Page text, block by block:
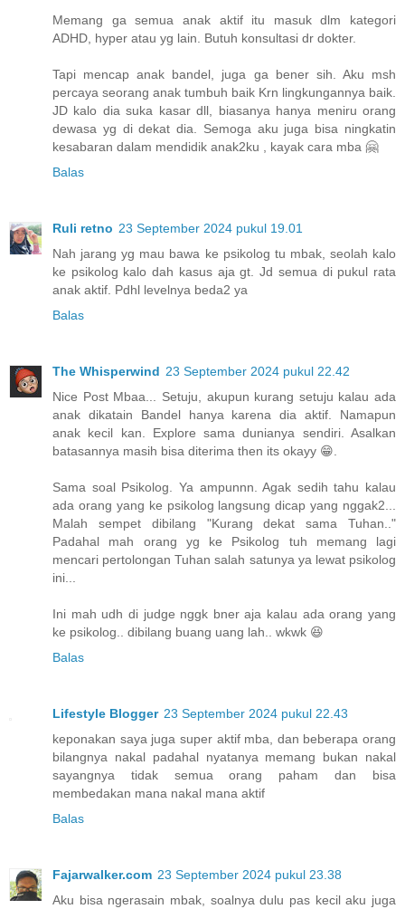
Memang ga semua anak aktif itu masuk dlm kategori
ADHD, hyper atau yg lain. Butuh konsultasi dr dokter.
Tapi mencap anak bandel, juga ga bener sih. Aku msh
percaya seorang anak tumbuh baik Krn lingkungannya baik.
JD kalo dia suka kasar dll, biasanya hanya meniru orang
dewasa yg di dekat dia. Semoga aku juga bisa ningkatin
kesabaran dalam mendidik anak2ku , kayak cara mba 🤗
Balas
Ruli retno 23 September 2024 pukul 19.01
Nah jarang yg mau bawa ke psikolog tu mbak, seolah kalo
ke psikolog kalo dah kasus aja gt. Jd semua di pukul rata
anak aktif. Pdhl levelnya beda2 ya
Balas
The Whisperwind 23 September 2024 pukul 22.42
Nice Post Mbaa... Setuju, akupun kurang setuju kalau ada
anak dikatain Bandel hanya karena dia aktif. Namapun
anak kecil kan. Explore sama dunianya sendiri. Asalkan
batasannya masih bisa diterima then its okayy 😁.
Sama soal Psikolog. Ya ampunnn. Agak sedih tahu kalau
ada orang yang ke psikolog langsung dicap yang nggak2...
Malah sempet dibilang "Kurang dekat sama Tuhan.."
Padahal mah orang yg ke Psikolog tuh memang lagi
mencari pertolongan Tuhan salah satunya ya lewat psikolog
ini...
Ini mah udh di judge nggk bner aja kalau ada orang yang
ke psikolog.. dibilang buang uang lah.. wkwk 😆
Balas
Lifestyle Blogger 23 September 2024 pukul 22.43
keponakan saya juga super aktif mba, dan beberapa orang
bilangnya nakal padahal nyatanya memang bukan nakal
sayangnya tidak semua orang paham dan bisa
membedakan mana nakal mana aktif
Balas
Fajarwalker.com 23 September 2024 pukul 23.38
Aku bisa ngerasain mbak, soalnya dulu pas kecil aku juga